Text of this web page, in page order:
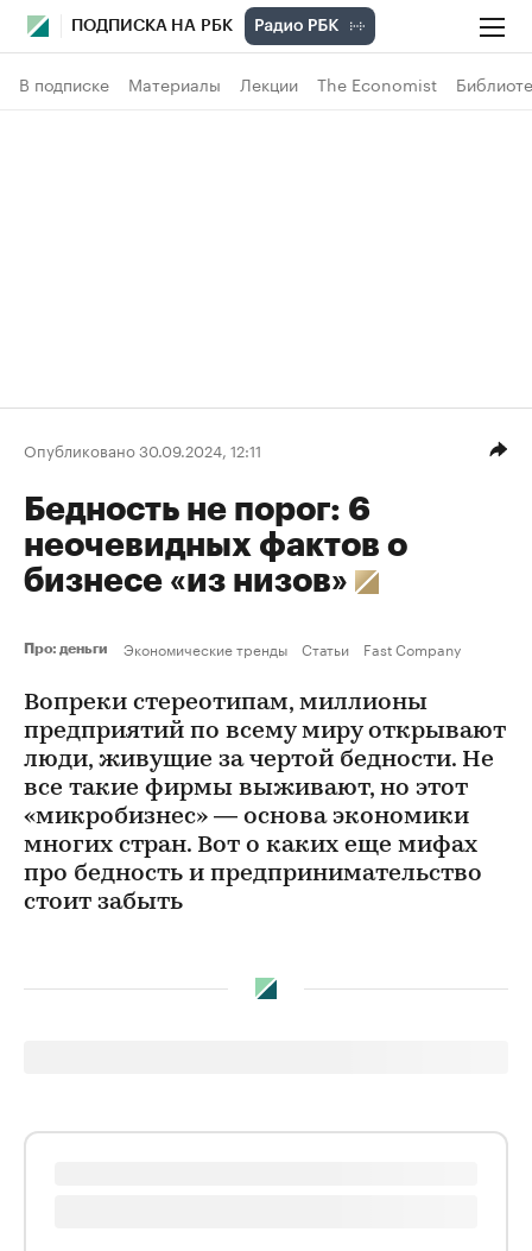
ПОДПИСКА НА РБК
В подписке Материалы Лекции The Economist
Опубликовано 30.09.2024, 12:11
Бедность не порог: 6
неочевидных фактов о
бизнесе «из низов»
Про: деньги Экономические тренды Статьи Fast Company
Вопреки стереотипам, миллионы
предприятий по всему миру открывают
люди, живущие за чертой бедности. Не
все такие фирмы выживают, но этот
«микробизнес» — основа экономики
многих стран. Вот о каких еще мифах
про бедность и предпринимательство
стоит забыть